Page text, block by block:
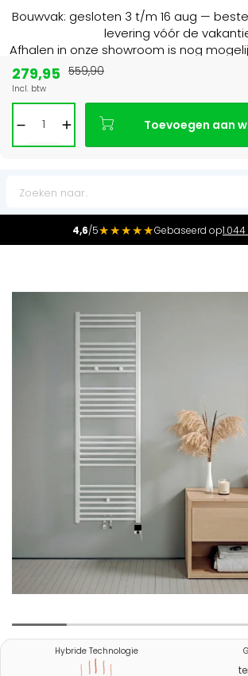
Bouwvak: gesloten 3 t/m 16 aug —
levering vóór de
Afhalen in onze showroom is nog
4,6/5★★★★★Gebaseerd op
Hybride Technologie
279,95
Incl. btw
559,90
Toevoegen aan